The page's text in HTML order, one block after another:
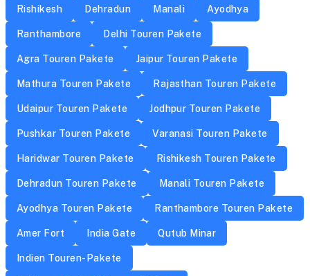
Rishikesh Dehradun Manali Ayodhya
Ranthambore Delhi Touren Pakete
Agra Touren Pakete Jaipur Touren Pakete
Mathura Touren Pakete Rajasthan Touren Pakete
Udaipur Touren Pakete Jodhpur Touren Pakete
Pushkar Touren Pakete Varanasi Touren Pakete
Haridwar Touren Pakete Rishikesh Touren Pakete
Dehradun Touren Pakete Manali Touren Pakete
Ayodhya Touren Pakete Ranthambore Touren Pakete
Amer Fort India Gate Qutub Minar
Indien Touren-Pakete